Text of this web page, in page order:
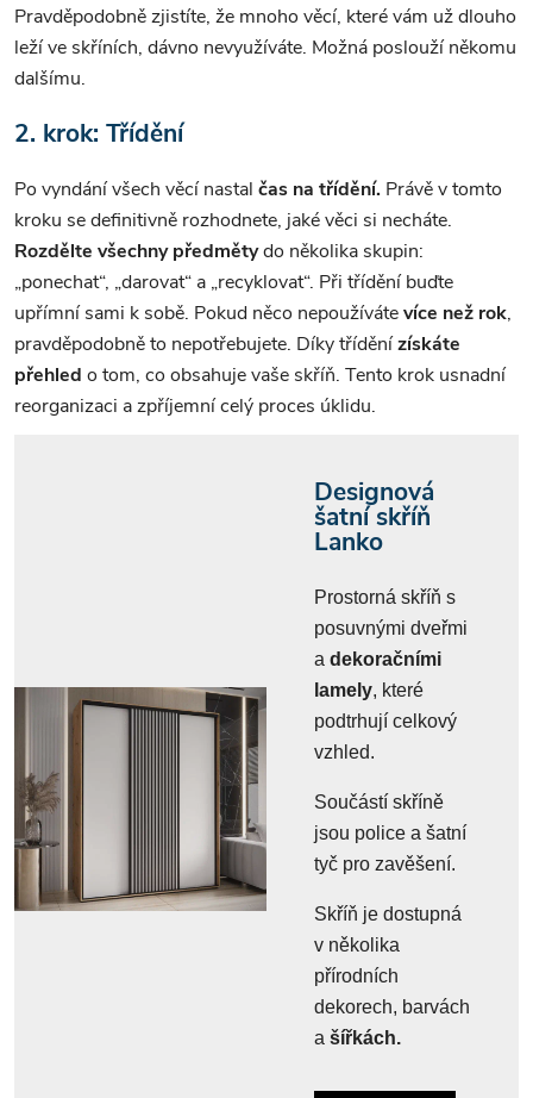
Pravděpodobně zjistíte, že mnoho věcí, které vám už dlouho
leží ve skříních, dávno nevyužíváte. Možná poslouží někomu
dalšímu.
2. krok: Třídění
Po vyndání všech věcí nastal čas na třídění. Právě v tomto
kroku se definitivně rozhodnete, jaké věci si necháte.
Rozdělte všechny předmětydo několika skupin:
„ponechat“, „darovat“ a „recyklovat“. Při třídění buďte
upřímní sami k sobě. Pokud něco nepoužívátevíce než rok,
pravděpodobně to nepotřebujete. Díky tříděnízískáte
přehled o tom, co obsahuje vaše skříň. Tento krok usnadní
reorganizaci a zpříjemní celý proces úklidu.
Designová
šatní skříň
Lanko
Prostorná skříň s
posuvnými dveřmi
a dekoračními
lamely, které
podtrhují celkový
vzhled.
Součástí skříně
jsou police a šatní
tyč pro zavěšení.
Skříň je dostupná
v několika
přírodních
dekorech, barvách
a šířkách.